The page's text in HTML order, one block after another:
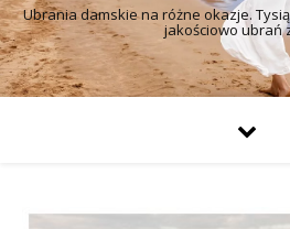
Ubrania damskie na różne okazje.
jakościowo ubrań